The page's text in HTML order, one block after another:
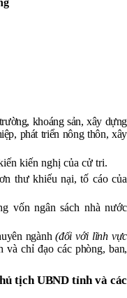
khoáng sản, xây dựng
phát triển nông thôn, xây
kiến nghị của cử tri.
thư khiếu nại, tố cáo của
vốn ngân sách nhà nước
ngành(đối với lĩnh vực
và chỉ đạo các phòng, ban,
tịch UBND tỉnh và các